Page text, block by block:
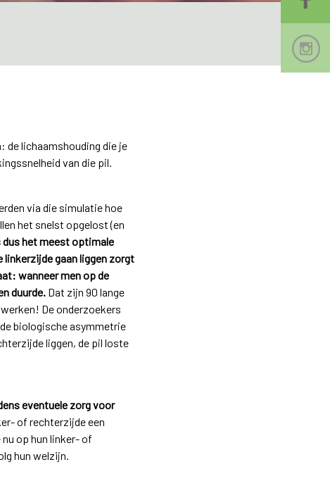
de lichaamshouding die je
van die pil.
via die simulatie hoe
het snelst opgelost (en
dus het meest optimale
gaan liggen zorgt
wanneer men op de
duurde.Dat zijn 90 lange
De onderzoekers
biologische asymmetrie
liggen, de pil loste
eventuele zorg voor
of rechterzijde een
op hun linker- of
hun welzijn.